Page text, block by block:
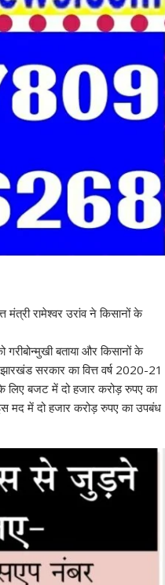
रामेश्वर उरांव ने किसानों के
बताया और किसानों के
सरकार का वित्त वर्ष 2020-21
बजट में दो हजार करोड़ रुपए का
मद में दो हजार करोड़ रुपए का उपबंध